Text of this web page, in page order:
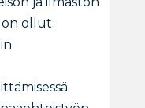
on ollut